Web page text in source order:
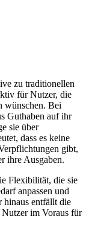
zu traditionellen
für Nutzer, die
wünschen. Bei
Guthaben auf ihr
sie über
dass es keine
gibt,
ihre Ausgaben.
Flexibilität, die sie
anpassen und
hinaus entfällt die
im Voraus für